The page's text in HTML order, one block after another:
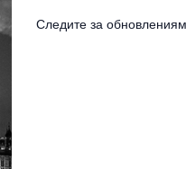
Следите за